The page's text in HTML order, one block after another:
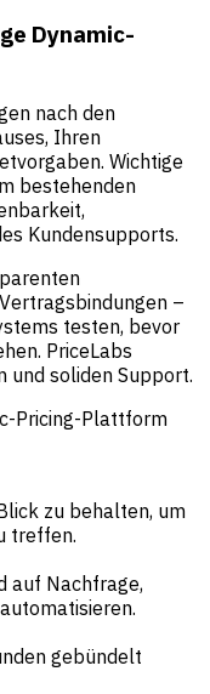
Dynamic-
nach den
Ihren
Wichtige
bestehenden
Kundensupports.
–
testen, bevor
PriceLabs
und soliden Support.
Pricing-Plattform
zu behalten, um
treffen.
auf Nachfrage,
gebündelt